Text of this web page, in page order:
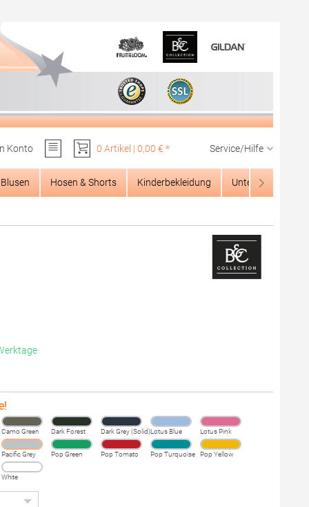
Konto
0 Artikel | 0,00 € * Service/Hilfe
Hosen & Shorts Kinderbekleidung Unterwäsche
Camo Green Dark Forest Dark Grey (Solid)Lotus Blue Lotus Pink
Pacific Grey Pop Green Pop Tomato Pop Turquoise Pop Yellow
White